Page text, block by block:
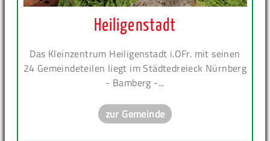
Heiligenstadt
Das Kleinzentrum Heiligenstadt i.OFr. mit seinen
24 Gemeindeteilen liegt im Städtedreieck Nürnberg
- Bamberg -...
zur Gemeinde